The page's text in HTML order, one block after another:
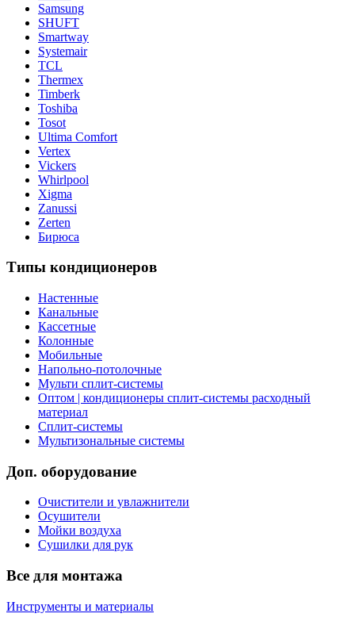
Samsung
SHUFT
Smartway
Systemair
TCL
Thermex
Timberk
Toshiba
Tosot
Ultima Comfort
Vertex
Vickers
Whirlpool
Xigma
Zanussi
Zerten
Бирюса
Типы кондиционеров
Настенные
Канальные
Кассетные
Колонные
Мобильные
Напольно-потолочные
Мульти сплит-системы
Оптом | кондиционеры сплит-системы расходный
материал
Сплит-системы
Мультизональные системы
Доп. оборудование
Очистители и увлажнители
Осушители
Мойки воздуха
Сушилки для рук
Все для монтажа
Инструменты и материалы